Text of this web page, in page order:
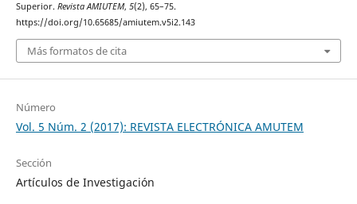
Superior. Revista AMIUTEM, 5(2), 65–75.
https://doi.org/10.65685/amiutem.v5i2.143
Más formatos de cita
Número
Vol. 5 Núm. 2 (2017): REVISTA ELECTRÓNICA AMUTEM
Sección
Artículos de Investigación